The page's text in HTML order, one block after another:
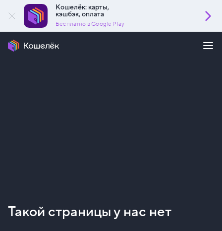
Кошелёк: карты,
кэшбэк, оплата
Бесплатно в Google Play
Такой страницы у нас нет